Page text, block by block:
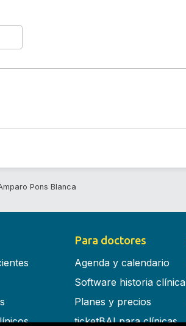
Pons Blanca
Para doctores
Agenda y calendario
Software historia clínica
Planes y precios
ticketBAI para clínicas